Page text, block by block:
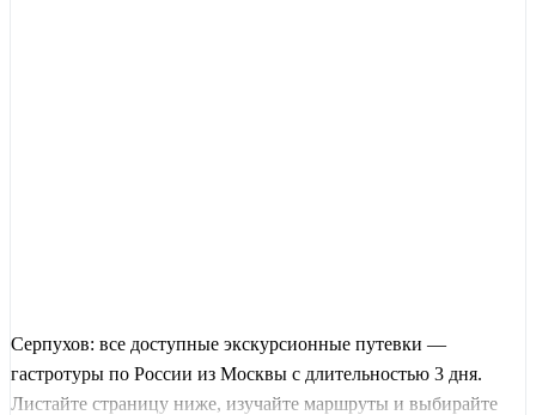
Серпухов: все доступные экскурсионные путевки —
гастротуры по России из Москвы с длительностью 3 дня.
Листайте страницу ниже, изучайте маршруты и выбирайте